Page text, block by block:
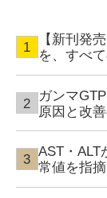
【新刊発
を、すべ
ガンマ
原因と改
AST・ALT
常値を指